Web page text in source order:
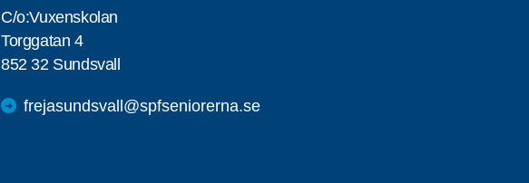
C/o:Vuxenskolan
Torggatan 4
852 32 Sundsvall
frejasundsvall@spfseniorerna.se